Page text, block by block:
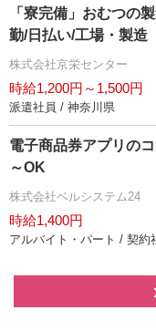
「寮完備」おむつの
勤/日払い/工場・製造
株式会社京栄センター
時給1,200円～1,500円
派遣社員 / 神奈川県
電子商品券アプリの
～OK
株式会社ベルシステム24
時給1,400円
アルバイト・パート / 契約